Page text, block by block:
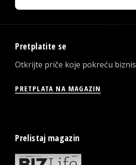
Pretplatite se
Otkrijte priče koje pokreću biznis
PRETPLATA NA MAGAZIN
Prelistaj magazin